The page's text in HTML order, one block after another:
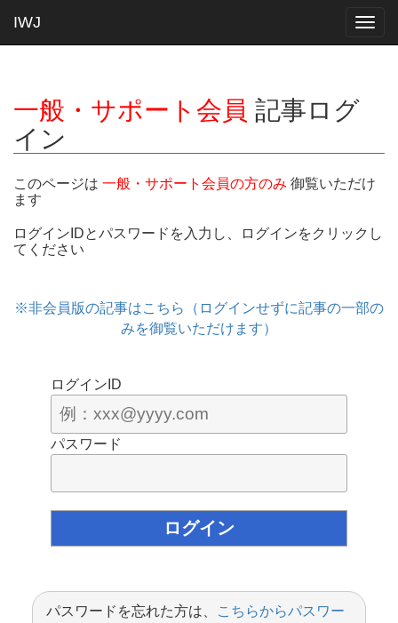
IWJ
一般・サポート会員 記事ログ
イン
このページは 一般・サポート会員の方のみ 御覧いただけ
ます
ログインIDとパスワードを入力し、ログインをクリックし
てください
※非会員版の記事はこちら（ログインせずに記事の一部の
みを御覧いただけます）
ログインID
パスワード
パスワードを忘れた方は、
こちらからパスワー